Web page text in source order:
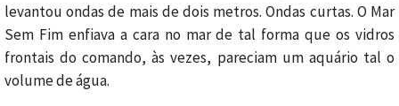
levantou ondas de mais de dois metros. Ondas curtas. O Mar
Sem Fim enfiava a cara no mar de tal forma que os vidros
frontais do comando, às vezes, pareciam um aquário tal o
volume de água.